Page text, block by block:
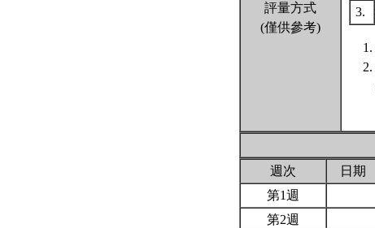
評量方式
(僅供參考)
3.
週次
日期
第1週
第2週